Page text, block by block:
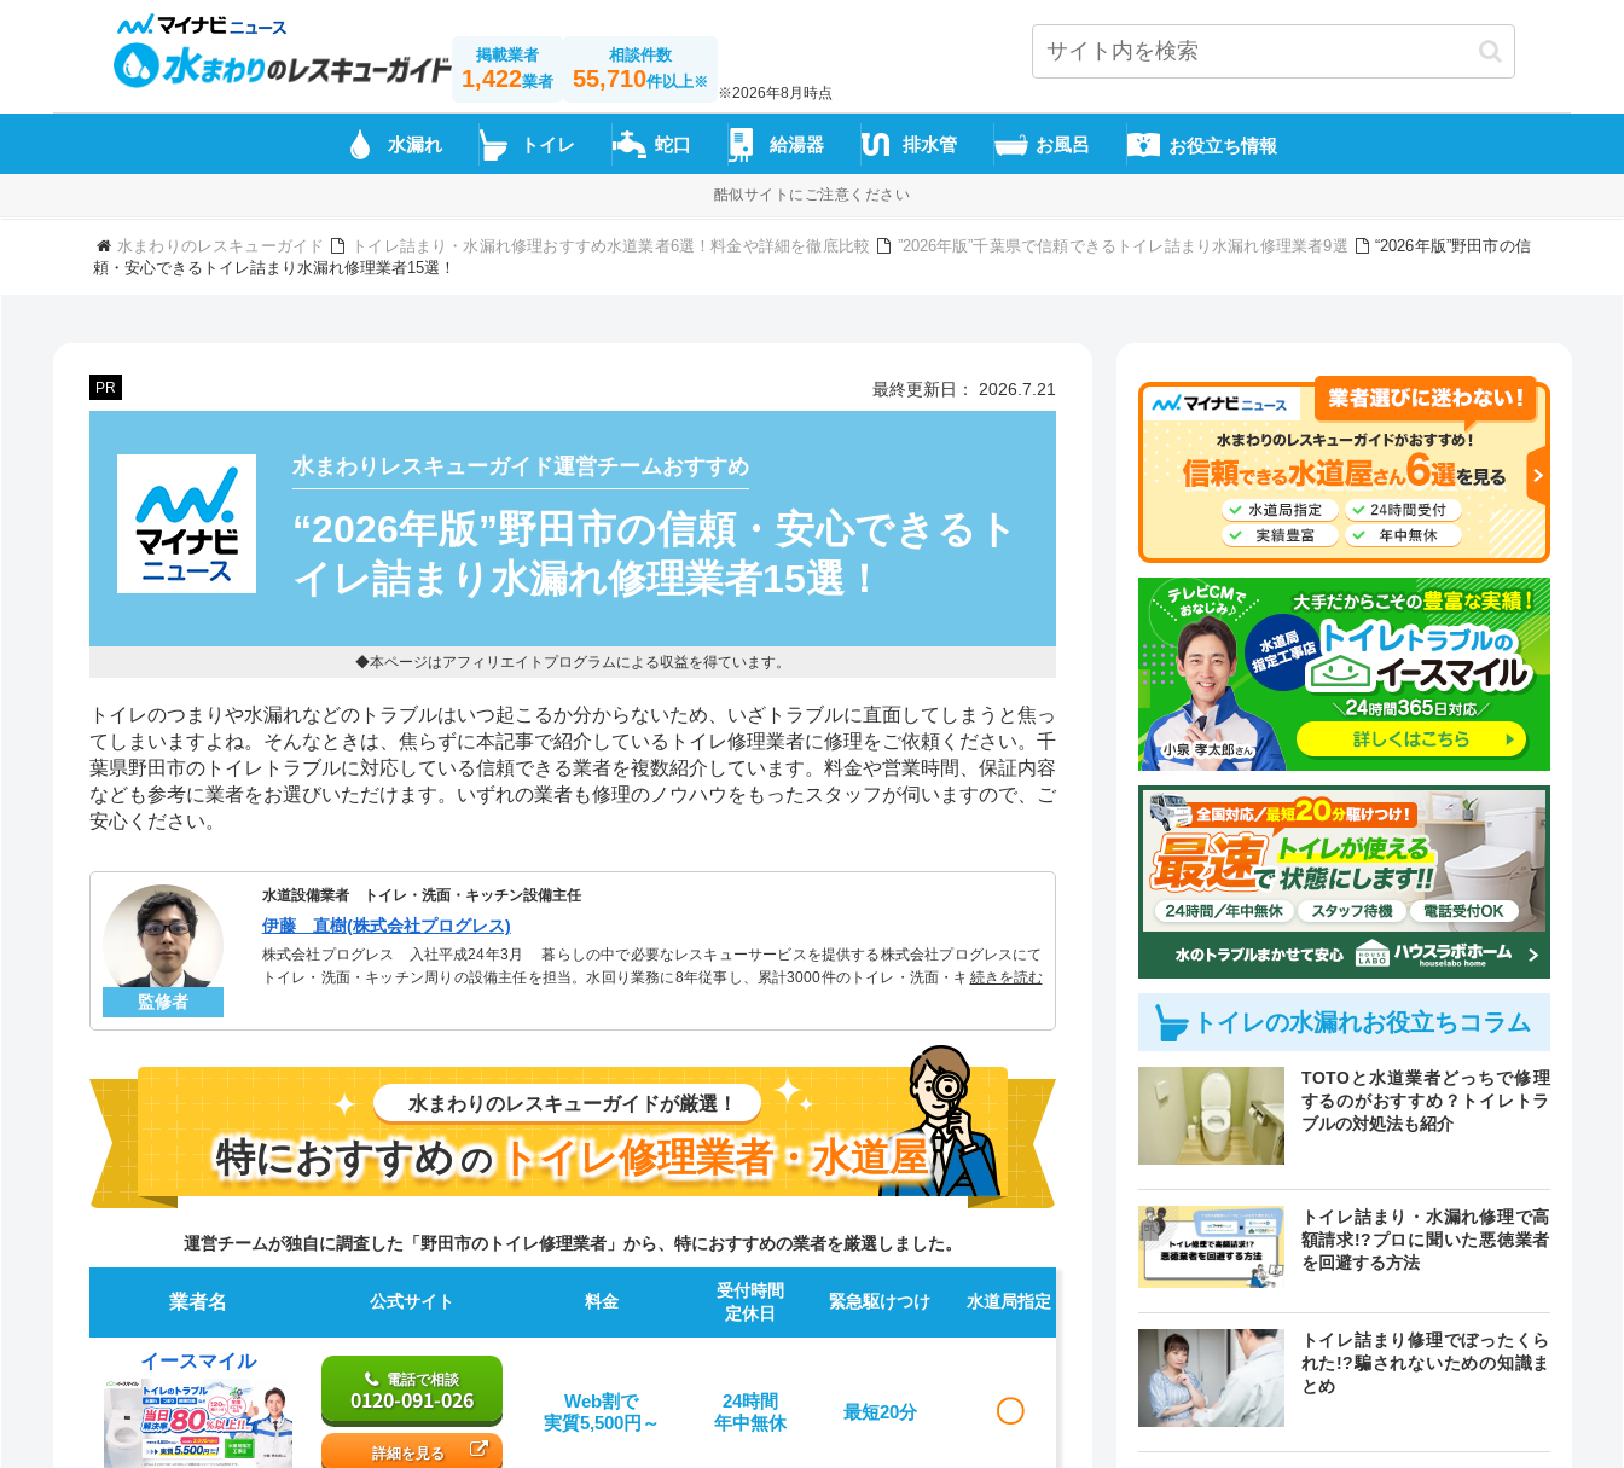
掲載業者
1,422業者
相談件数
55,710件以上※
※2026年8月時点
水漏れ トイレ 蛇口 給湯器 排水管 お風呂 お役立ち情報
酷似サイトにご注意ください
水まわりのレスキューガイド トイレ詰まり・水漏れ修理おすすめ水道業者6選！料金や詳細を徹底比較 ”2026年版”千葉県で信頼できるトイレ詰まり水漏れ修理業者9選
“2026年版”野田市の信
頼・安心できるトイレ詰まり水漏れ修理業者15選！
PR 最終更新日： 2026.7.21
水まわりレスキューガイド運営チームおすすめ
“2026年版”野田市の信頼・安心できるト
イレ詰まり水漏れ修理業者15選！
◆本ページはアフィリエイトプログラムによる収益を得ています。
トイレのつまりや水漏れなどのトラブルはいつ起こるか分からないため、いざトラブルに直面してしまうと焦っ
てしまいますよね。そんなときは、焦らずに本記事で紹介しているトイレ修理業者に修理をご依頼ください。千
葉県野田市のトイレトラブルに対応している信頼できる業者を複数紹介しています。料金や営業時間、保証内容
なども参考に業者をお選びいただけます。いずれの業者も修理のノウハウをもったスタッフが伺いますので、ご
安心ください。
監修者
水道設備業者 トイレ・洗面・キッチン設備主任
伊藤 直樹(株式会社プログレス)
株式会社プログレス 入社平成24年3月 暮らしの中で必要なレスキューサービスを提供する株式会社プログレスにて
トイレ・洗面・キッチン周りの設備主任を担当。水回り業務に8年従事し、累計3000件のトイレ・洗面・キッチン関連
続きを読む
水まわりのレスキューガイドが厳選！
特におすすめのトイレ修理業者・水道屋
運営チームが独自に調査した「野田市のトイレ修理業者」から、特におすすめの業者を厳選しました。
業者名 公式サイト 料金
受付時間
定休日
緊急駆けつけ 水道局指定
イースマイル
電話で相談
0120-091-026
詳細を見る
Web割で
実質5,500円～
24時間
年中無休
最短20分 〇
4.1
トイレの水漏れお役立ちコラム
TOTOと水道業者どっちで修理
するのがおすすめ？トイレトラ
ブルの対処法も紹介
トイレ詰まり・水漏れ修理で高
額請求!?プロに聞いた悪徳業者
を回避する方法
トイレ詰まり修理でぼったくら
れた!?騙されないための知識ま
とめ